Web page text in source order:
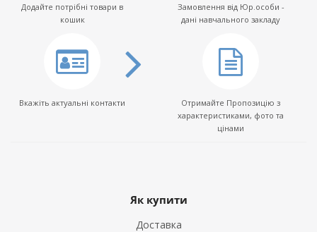
Додайте потрібні товари в
кошик
Замовлення від Юр.особи -
дані навчального закладу
Вкажіть актуальні контакти
Отримайте Пропозицію з
характеристиками, фото та
цінами
Як купити
Доставка